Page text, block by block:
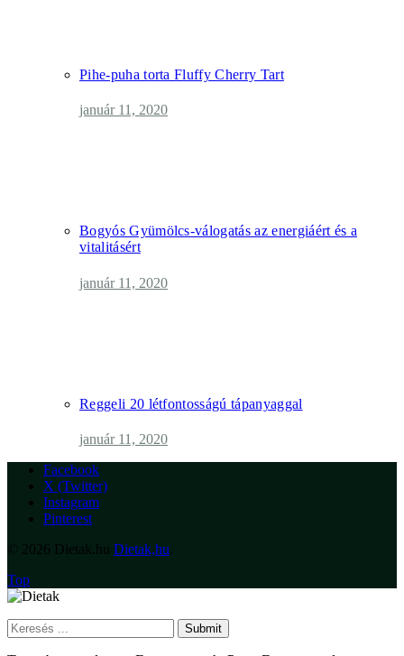
Pihe-puha torta Fluffy Cherry Tart
január 11, 2020
Bogyós Gyümölcs-válogatás az energiáért és a
vitalitásért
január 11, 2020
Reggeli 20 létfontosságú tápanyaggal
január 11, 2020
Facebook
X (Twitter)
Instagram
Pinterest
© 2026 Dietak.hu Dietak,hu
Top
Submit